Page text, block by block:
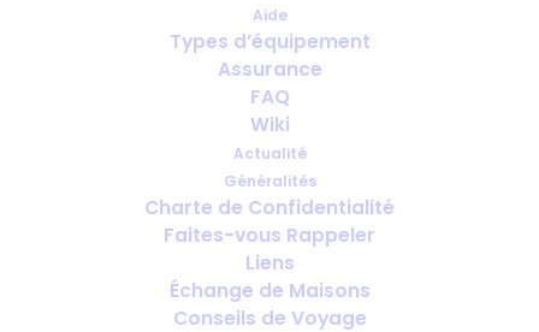
Aide
Types d’équipement
Assurance
FAQ
Wiki
Actualité
Généralités
Charte de Confidentialité
Faites-vous Rappeler
Liens
Échange de Maisons
Conseils de Voyage
Combien de temps à l’avance faut-
il prévoir l’oxygène pour le voyage ?